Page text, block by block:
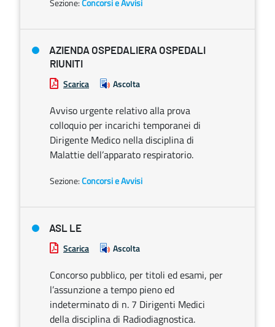
Sezione:Concorsi e Avvisi
AZIENDA OSPEDALIERA OSPEDALI
RIUNITI
Scarica Ascolta
Avviso urgente relativo alla prova
colloquio per incarichi temporanei di
Dirigente Medico nella disciplina di
Malattie dell’apparato respiratorio.
Sezione:Concorsi e Avvisi
ASL LE
Scarica Ascolta
Concorso pubblico, per titoli ed esami, per
l’assunzione a tempo pieno ed
indeterminato di n. 7 Dirigenti Medici
della disciplina di Radiodiagnostica.